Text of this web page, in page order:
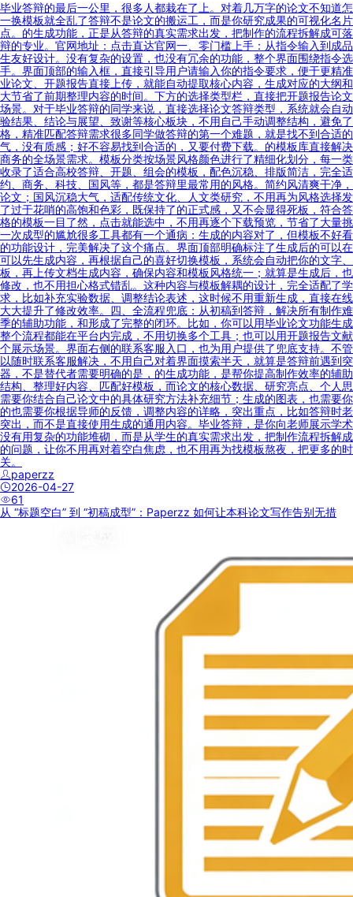
毕业答辩的最后一公里，很多人都栽在了上。对着几万字的论文不知道
一换模板就全乱了答辩不是论文的搬运工，而是你研究成果的可视化名
点。的生成功能，正是从答辩的真实需求出发，把制作的流程拆解成可
辩的专业。官网地址：点击直达官网一、零门槛上手：从指令输入到成
生友好设计。没有复杂的设置，也没有冗余的功能，整个界面围绕指令
手。界面顶部的输入框，直接引导用户请输入你的指令要求，便于更精
业论文、开题报告直接上传，就能自动提取核心内容，生成对应的大纲
大节省了前期整理内容的时间。下方的选择类型栏，直接把开题报告论
场景。对于毕业答辩的同学来说，直接选择论文答辩类型，系统就会自
验结果、结论与展望、致谢等核心板块，不用自己手动调整结构，避免
格，精准匹配答辩需求很多同学做答辩的第一个难题，就是找不到合适
气，没有质感；好不容易找到合适的，又要付费下载。的模板库直接解
商务的全场景需求。模板分类按场景风格颜色进行了精细化划分，每一
收录了适合高校答辩、开题、组会的模板，配色沉稳、排版简洁，完全
约、商务、科技、国风等，都是答辩里最常用的风格。简约风清爽干净
论文；国风沉稳大气，适配传统文化、人文类研究，不用再为风格选择
了过于花哨的高饱和色彩，既保持了的正式感，又不会显得死板，符合
格的模板一目了然，点击就能选中，不用再逐个下载预览，节省了大量
一次成型的尴尬很多工具都有一个通病：生成的内容对了，但模板不好
的功能设计，完美解决了这个痛点。界面顶部明确标注了生成后的可以
可以先生成内容，再根据自己的喜好切换模板，系统会自动把你的文字
板，再上传文档生成内容，确保内容和模板风格统一；就算是生成后，
修改，也不用担心格式错乱。这种内容与模板解耦的设计，完全适配了
求，比如补充实验数据、调整结论表述，这时候不用重新生成，直接在
大大提升了修改效率。四、全流程兜底：从初稿到答辩，解决所有制作
季的辅助功能，和形成了完整的闭环。比如，你可以用毕业论文功能生
整个流程都能在平台内完成，不用切换多个工具；也可以用开题报告文
个展示场景。界面右侧的联系客服入口，也为用户提供了兜底支持。不
以随时联系客服解决，不用自己对着界面摸索半天，就算是答辩前遇到
器，不是替代者需要明确的是，的生成功能，是帮你提高制作效率的辅
结构、整理好内容、匹配好模板，而论文的核心数据、研究亮点、个人
需要你结合自己论文中的具体研究方法补充细节；生成的图表，也需要
的也需要你根据导师的反馈，调整内容的详略，突出重点，比如答辩时
突出，而不是直接使用生成的通用内容。毕业答辩，是你向老师展示学
没有用复杂的功能堆砌，而是从学生的真实需求出发，把制作流程拆解
的问题，让你不用再对着空白焦虑，也不用再为找模板熬夜，把更多的
关。
paperzz
2026-04-27
61
从 “标题空白” 到 “初稿成型”：Paperzz 如何让本科论文写作告别无措